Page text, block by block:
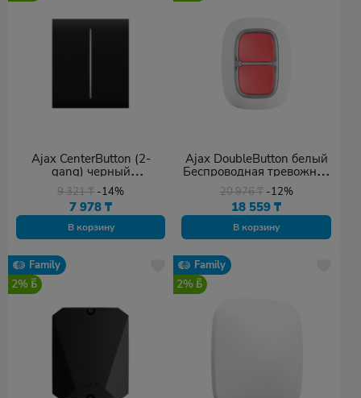
Ajax CenterButton (2-
gang) черный
Центральная кнопка для
двухклавишного
выключателя
9 321₸ -14%
7 978₸
В корзину
Ajax DoubleButton белый
Беспроводная тревожная
кнопка для экстренных
ситуаций
20 976₸ -12%
18 559₸
В корзину
Family
2%
Family
2%